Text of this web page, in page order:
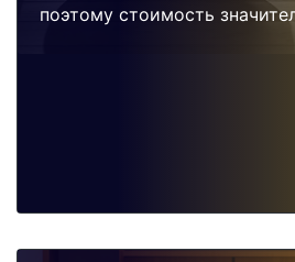
поэтому стоимость